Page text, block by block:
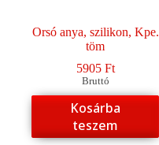
Orsó anya, szilikon, Kpe.
töm
5905 Ft
Bruttó
Kosárba
teszem